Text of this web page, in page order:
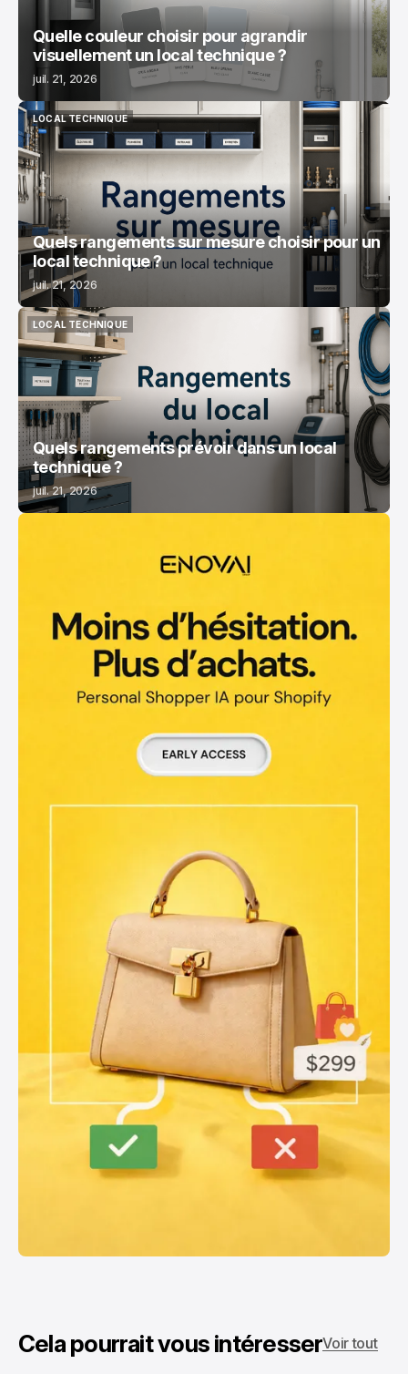
Quelle couleur choisir pour agrandir
visuellement un local technique ?
juil. 21, 2026
LOCAL TECHNIQUE
LOCAL TECHNIQUE
Quels rangements sur mesure choisir pour un
local technique ?
juil. 21, 2026
LOCAL TECHNIQUE
LOCAL TECHNIQUE
Quels rangements prévoir dans un local
technique ?
juil. 21, 2026
Cela pourrait vous intéresserVoir tout